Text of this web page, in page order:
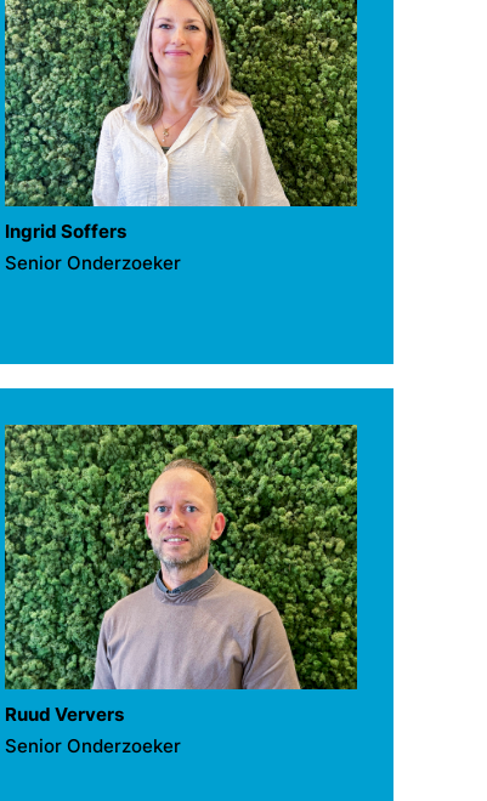
Ingrid Soffers
Senior Onderzoeker
Ruud Ververs
Senior Onderzoeker